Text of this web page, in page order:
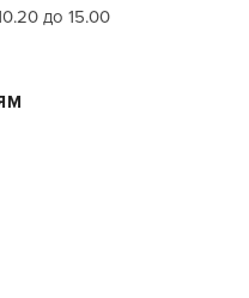
до 15.00